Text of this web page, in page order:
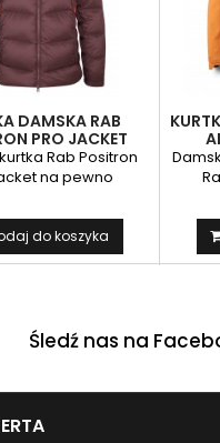
DAMSKA RAB
PRO JACKET
Rab Positron
na pewno
do koszyka
Śledź nas na